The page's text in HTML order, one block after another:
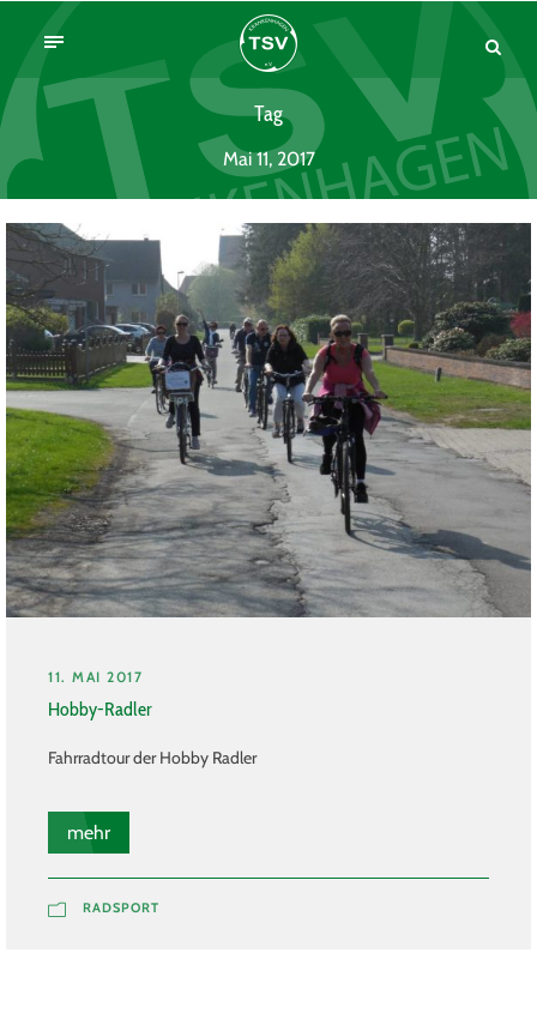
Tag
Mai 11, 2017
11. MAI 2017
Hobby-Radler
Fahrradtour der Hobby Radler
mehr
RADSPORT